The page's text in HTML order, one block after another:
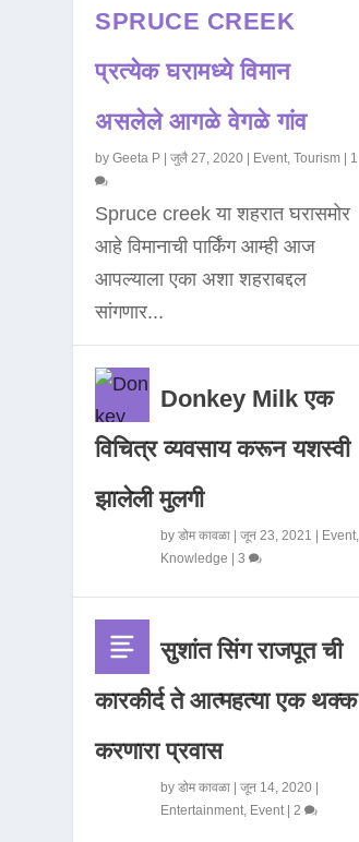
SPRUCE CREEK
प्रत्येक घरामध्ये विमान
असलेले आगळे वेगळे गांव
byGeeta P |जुलै 27, 2020 | Event ,Tourism | 1
Spruce creek या शहरात घरासमोर
आहे विमानाची पार्किंग आम्ही आज
आपल्याला एका अशा शहराबद्दल
सांगणार...
Donkey Milk एक
विचित्र व्यवसाय करून यशस्वी
झालेली मुलगी
byडोम कावळा |जून 23, 2021 | Event
Knowledge |3
सुशांत सिंग राजपूत ची
कारकीर्द ते आत्महत्या एक थक्क
करणारा प्रवास
byडोम कावळा |जून 14, 2020 |
Entertainment Event | 2